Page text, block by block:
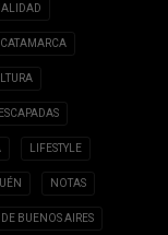
CATAMARCA
ESCAPADAS
LIFESTYLE
NOTAS
BUENOS AIRES